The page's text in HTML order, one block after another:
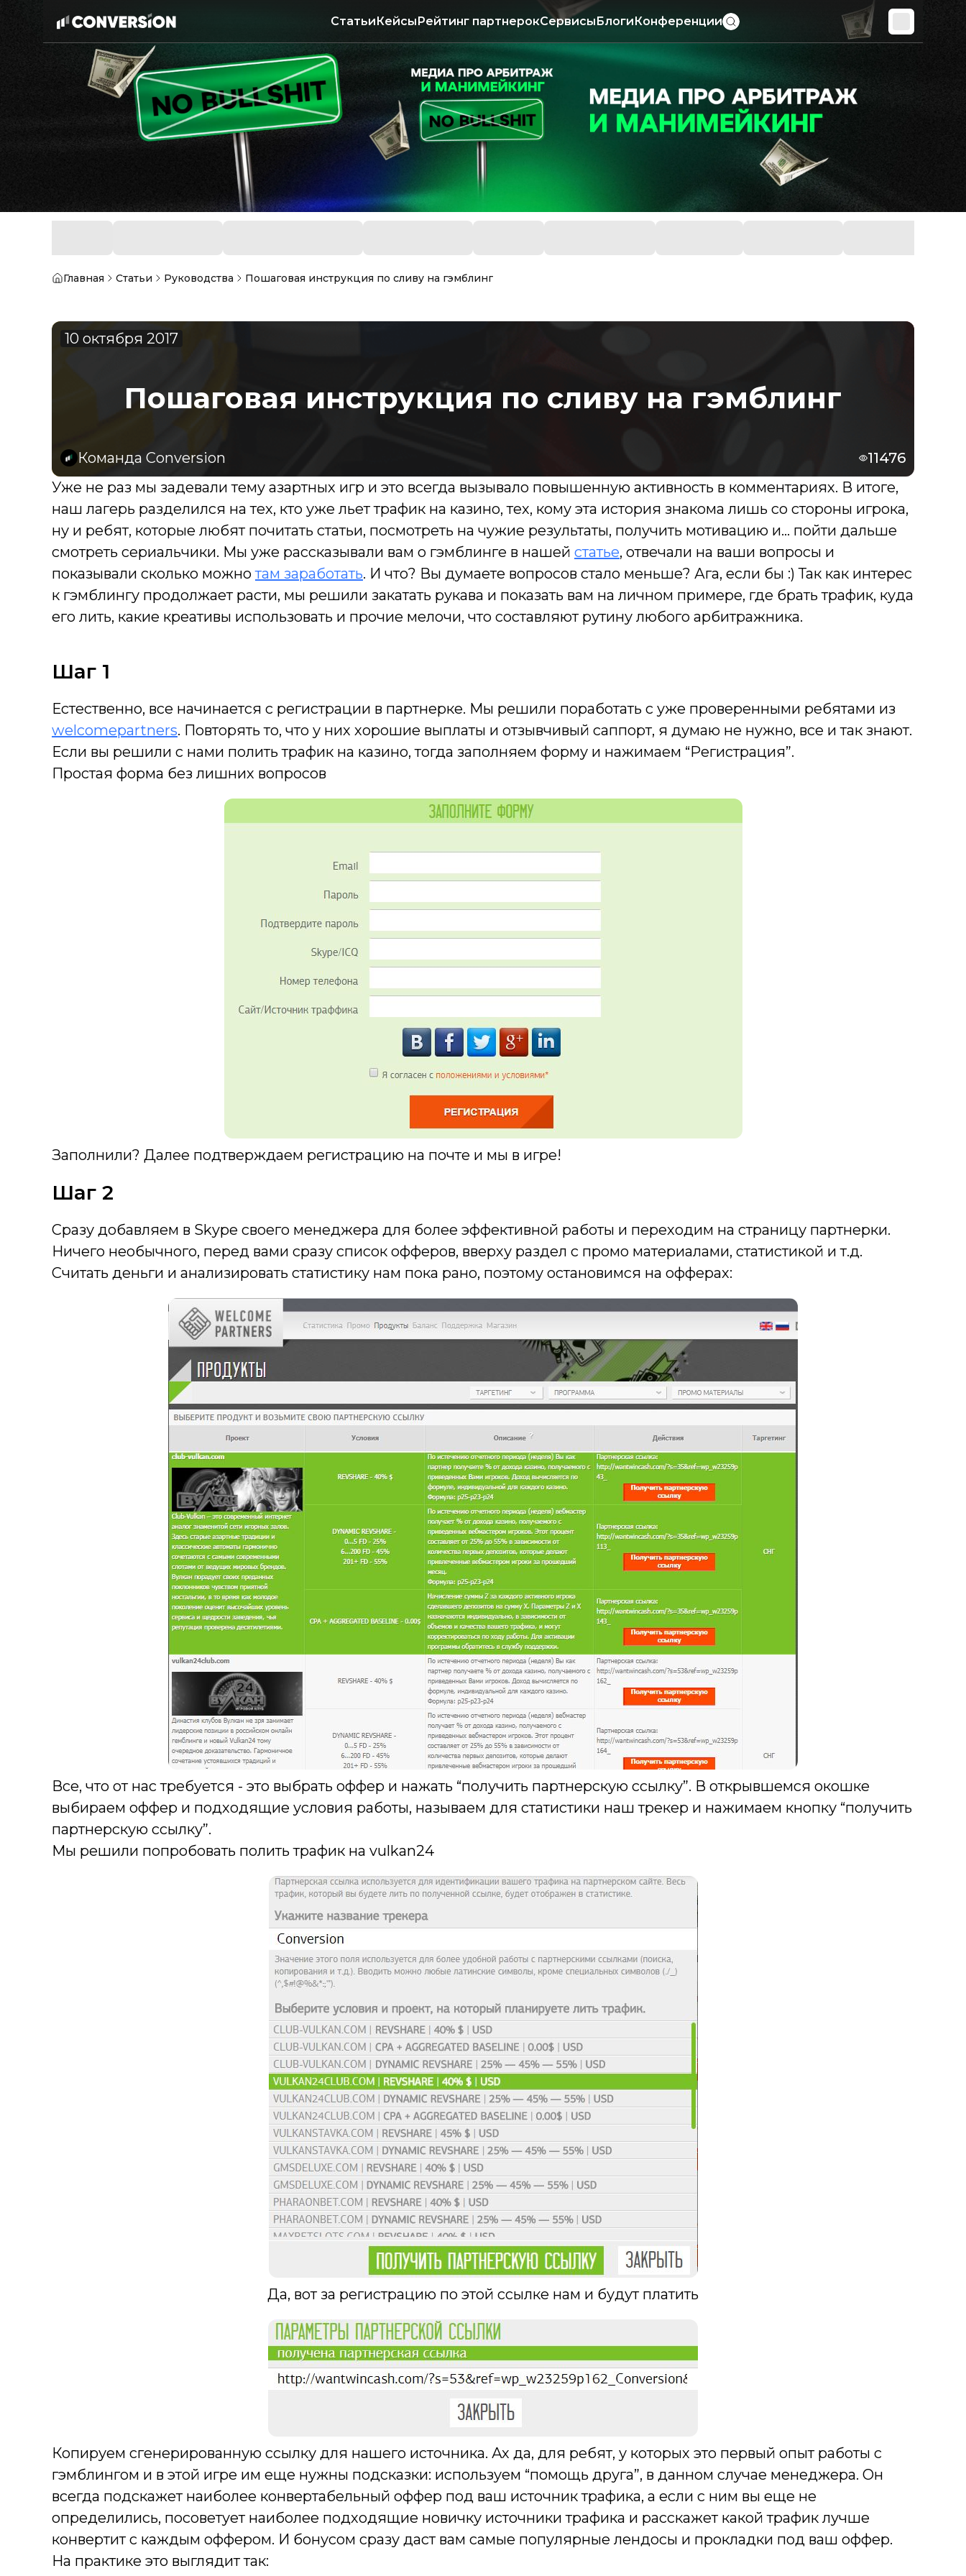
СтатьиКейсыРейтинг партнерокСервисыБлогиКонференции
Главная Статьи Руководства Пошаговая инструкция по сливу на гэмблинг
10 октября 2017
Пошаговая инструкция по сливу на гэмблинг
Команда Conversion
11476
Уже не раз мы задевали тему азартных игр и это всегда вызывало повышенную активность в комментариях. В итоге,
наш лагерь разделился на тех, кто уже льет трафик на казино, тех, кому эта история знакома лишь со стороны игрока,
ну и ребят, которые любят почитать статьи, посмотреть на чужие результаты, получить мотивацию и… пойти дальше
смотреть сериальчики. Мы уже рассказывали вам о гэмблинге в нашей статье, отвечали на ваши вопросы и
показывали сколько можнотам заработать. И что? Вы думаете вопросов стало меньше? Ага, если бы :) Так как интерес
к гэмблингу продолжает расти, мы решили закатать рукава и показать вам на личном примере, где брать трафик, куда
его лить, какие креативы использовать и прочие мелочи, что составляют рутину любого арбитражника.
Шаг 1
Естественно, все начинается с регистрации в партнерке. Мы решили поработать с уже проверенными ребятами из
welcomepartners. Повторять то, что у них хорошие выплаты и отзывчивый саппорт, я думаю не нужно, все и так знают.
Если вы решили с нами полить трафик на казино, тогда заполняем форму и нажимаем “Регистрация”.
Простая форма без лишних вопросов
Заполнили? Далее подтверждаем регистрацию на почте и мы в игре!
Шаг 2
Сразу добавляем в Skype своего менеджера для более эффективной работы и переходим на страницу партнерки.
Ничего необычного, перед вами сразу список офферов, вверху раздел с промо материалами, статистикой и т.д.
Считать деньги и анализировать статистику нам пока рано, поэтому остановимся на офферах:
Все, что от нас требуется - это выбрать оффер и нажать “получить партнерскую ссылку”. В открывшемся окошке
выбираем оффер и подходящие условия работы, называем для статистики наш трекер и нажимаем кнопку “получить
партнерскую ссылку”.
Мы решили попробовать полить трафик на vulkan24
Да, вот за регистрацию по этой ссылке нам и будут платить
Копируем сгенерированную ссылку для нашего источника. Ах да, для ребят, у которых это первый опыт работы с
гэмблингом и в этой игре им еще нужны подсказки: используем “помощь друга”, в данном случае менеджера. Он
всегда подскажет наиболее конвертабельный оффер под ваш источник трафика, а если с ним вы еще не
определились, посоветует наиболее подходящие новичку источники трафика и расскажет какой трафик лучше
конвертит с каждым оффером. И бонусом сразу даст вам самые популярные лендосы и прокладки под ваш оффер.
На практике это выглядит так: